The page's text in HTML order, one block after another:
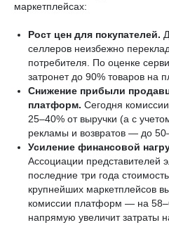
маркетплейсах:
Рост цен для покупателей.
селлеров неизбежно
потребителя. По оценке
затронет до 90% товаров на
Снижение прибыли
платформ. Сегодня
25–40% от выручки (а с
рекламы и возвратов — до
Усиление финансовой
Ассоциации представителей
последние три года
крупнейших маркетплейсов
комиссии платформ — на
напрямую увеличит затраты